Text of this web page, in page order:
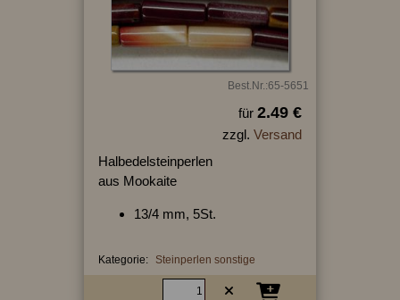
Best.Nr.:65-5651
für 2.49 €
zzgl. Versand
Halbedelsteinperlen
aus Mookaite
13/4 mm, 5St.
Kategorie: Steinperlen sonstige